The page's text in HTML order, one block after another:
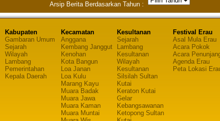
Arsip Berita Berdasarkan Tahun :
Kabupaten
Gambaran Umum
Sejarah
Wilayah
Lambang
Pemerintahan
Kepala Daerah
Kecamatan
Anggana
Kembang Janggut
Kenohan
Kota Bangun
Loa Janan
Loa Kulu
Marang Kayu
Muara Badak
Muara Jawa
Muara Kaman
Muara Muntai
Kesultanan
Sejarah
Lambang
Kesultanan
Wilayah
Kesultanan
Silsilah Sultan
Kutai
Keraton Kutai
Gelar
Kebangsawanan
Ketopong Sultan
Festival Erau
Asal Mula Erau
Acara Pokok
Acara
Agenda Erau
Peta Lokasi